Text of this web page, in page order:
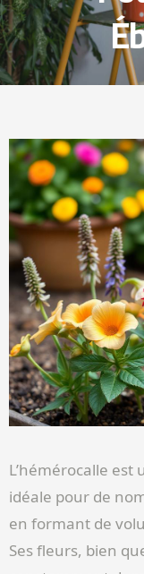
L’hémérocalle
idéale pour de
en formant de
Ses fleurs, bien